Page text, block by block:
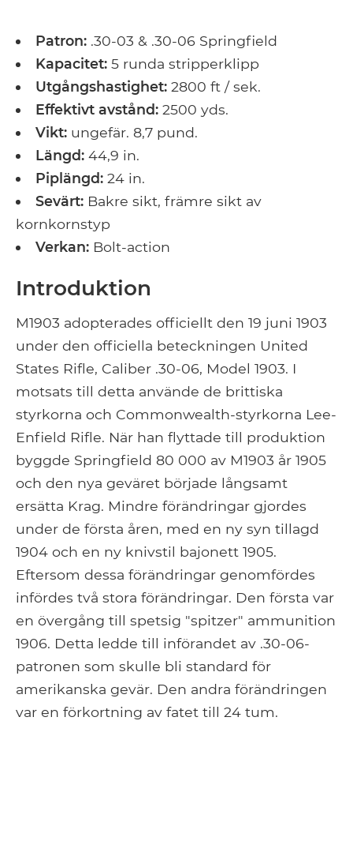
Patron:.30-03 & .30-06 Springfield
Kapacitet:5 runda stripperklipp
Utgångshastighet:2800 ft / sek.
Effektivt avstånd:2500 yds.
Vikt:ungefär. 8,7 pund.
Längd:44,9 in.
Piplängd:24 in.
Sevärt:Bakre sikt, främre sikt av
kornkornstyp
Verkan:Bolt-action
Introduktion
M1903 adopterades officiellt den 19 juni 1903
under den officiella beteckningen United
States Rifle, Caliber .30-06, Model 1903. I
motsats till detta använde de brittiska
styrkorna och Commonwealth-styrkorna Lee-
Enfield Rifle. När han flyttade till produktion
byggde Springfield 80 000 av M1903 år 1905
och den nya geväret började långsamt
ersätta Krag. Mindre förändringar gjordes
under de första åren, med en ny syn tillagd
1904 och en ny knivstil bajonett 1905.
Eftersom dessa förändringar genomfördes
infördes två stora förändringar. Den första var
en övergång till spetsig "spitzer" ammunition
1906. Detta ledde till införandet av .30-06-
patronen som skulle bli standard för
amerikanska gevär. Den andra förändringen
var en förkortning av fatet till 24 tum.